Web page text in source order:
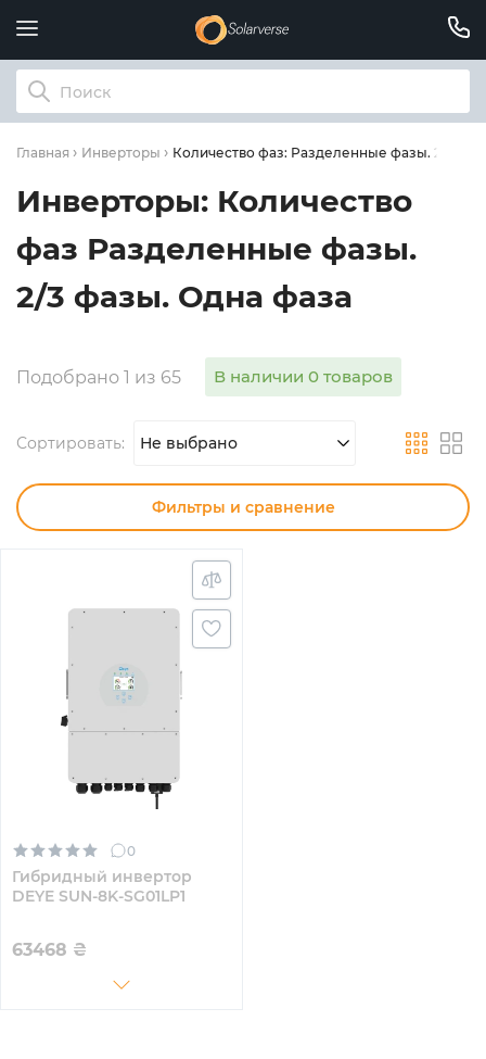
Главная Инверторы Количество фаз: Разделенные фазы. 2/3
Инверторы: Количество
фаз Разделенные фазы.
2/3 фазы. Одна фаза
Подобрано 1 из 65 В наличии 0 товаров
Сортировать: Не выбрано
Фильтры и сравнение
0
Гибридный инвертор
DEYE SUN-8K-SG01LP1
63468 ₴